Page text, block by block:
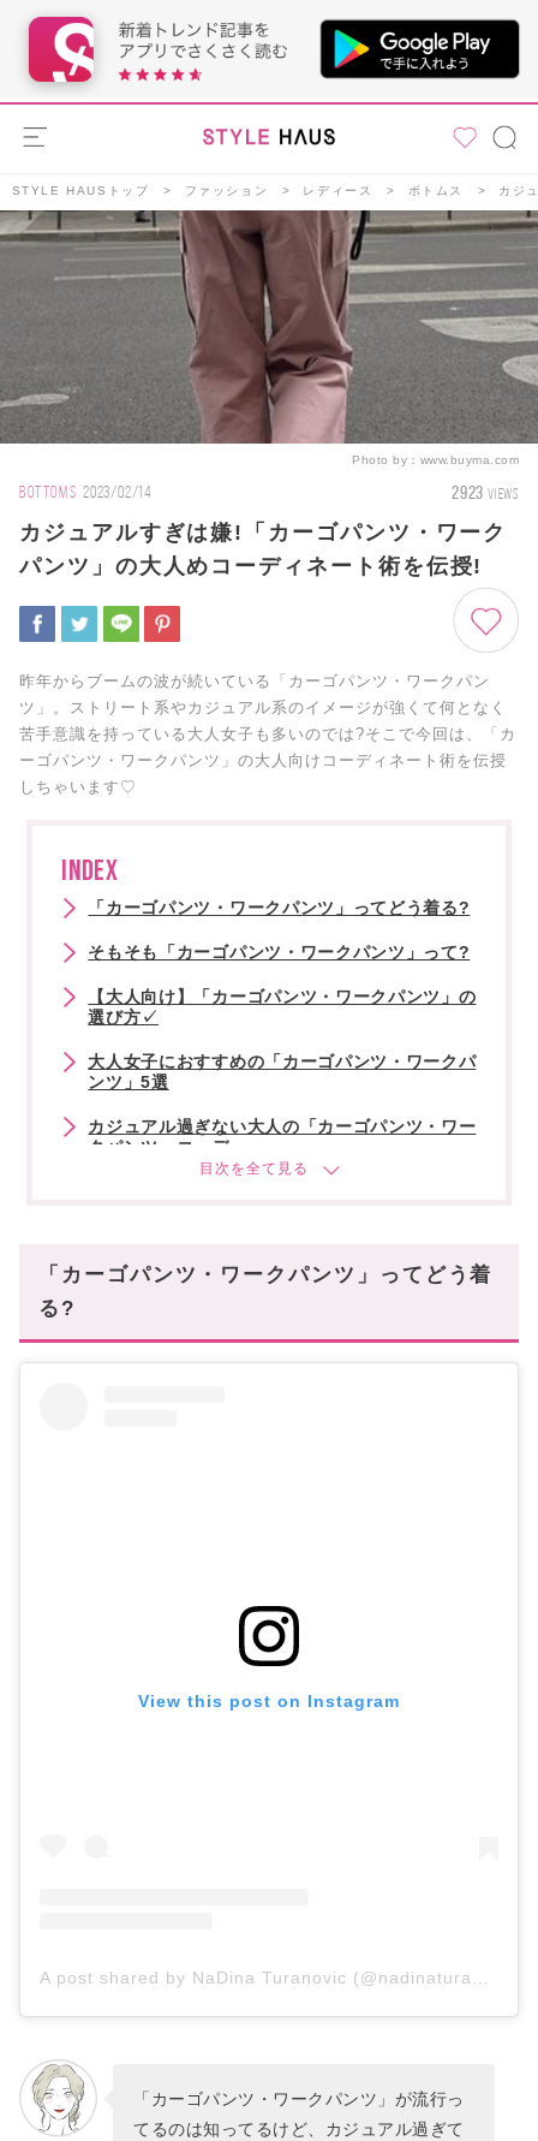
STYLE HAUSトップ ファッション レディース ボトムス カジ
Photo by： www.buyma.com
BOTTOMS 2023/02/14 2923 VIEWS
カジュアルすぎは嫌!「カーゴパンツ・ワーク
パンツ」の大人めコーディネート術を伝授!
昨年からブームの波が続いている「カーゴパンツ・ワークパン
ツ」。ストリート系やカジュアル系のイメージが強くて何となく
苦手意識を持っている大人女子も多いのでは?そこで今回は、「カ
ーゴパンツ・ワークパンツ」の大人向けコーディネート術を伝授
しちゃいます♡
INDEX
「カーゴパンツ・ワークパンツ」ってどう着る?
そもそも「カーゴパンツ・ワークパンツ」って?
【大人向け】「カーゴパンツ・ワークパンツ」の
選び方✓
大人女子におすすめの「カーゴパンツ・ワークパ
ンツ」5選
カジュアル過ぎない大人の「カーゴパンツ・ワー
クパンツ」コーデ
「カーゴパンツ・ワークパンツ」ってどう着
る?
View this post on Instagram
「カーゴパンツ・ワークパンツ」が流行っ
てるのは知ってるけど、カジュアル過ぎて